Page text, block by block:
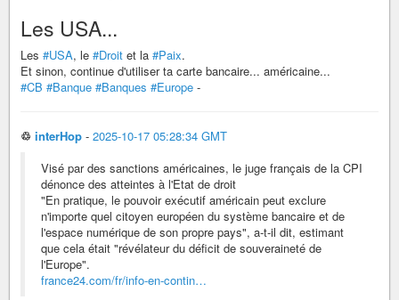
Les USA...
Les #USA, le #Droit et la #Paix.
Et sinon, continue d'utiliser ta carte bancaire... américaine...
#CB #Banque #Banques #Europe -
♲ interHop - 2025-10-17 05:28:34 GMT
Visé par des sanctions américaines, le juge français de la CPI
dénonce des atteintes à l'Etat de droit
"En pratique, le pouvoir exécutif américain peut exclure
n'importe quel citoyen européen du système bancaire et de
l'espace numérique de son propre pays", a-t-il dit, estimant
que cela était "révélateur du déficit de souveraineté de
l'Europe".
france24.com/fr/info-en-contin…